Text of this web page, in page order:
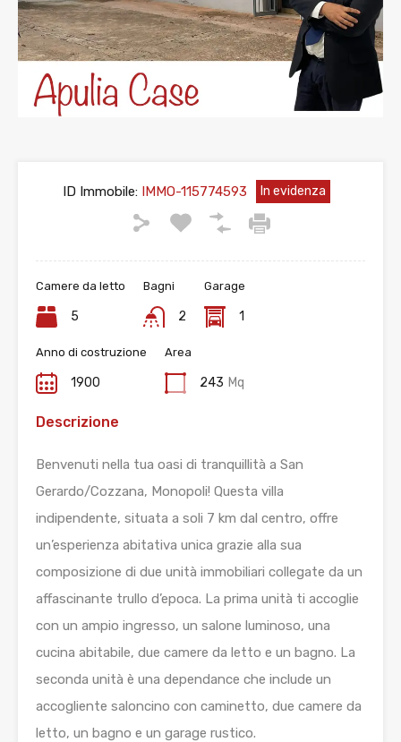
ID Immobile:IMMO-115774593 In evidenza
Camere da letto
5
Bagni
2
Garage
1
Anno di costruzione
1900
Area
243 Mq
Descrizione
Benvenuti nella tua oasi di tranquillità a San
Gerardo/Cozzana, Monopoli! Questa villa
indipendente, situata a soli 7 km dal centro, offre
un’esperienza abitativa unica grazie alla sua
composizione di due unità immobiliari collegate da un
affascinante trullo d’epoca. La prima unità ti accoglie
con un ampio ingresso, un salone luminoso, una
cucina abitabile, due camere da letto e un bagno. La
seconda unità è una dependance che include un
accogliente saloncino con caminetto, due camere da
letto, un bagno e un garage rustico.